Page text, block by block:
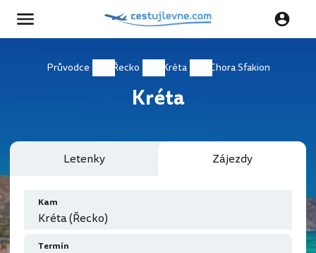
Průvodce Řecko Kréta Chora Sfakion
Kréta
Letenky Zájezdy
Kam
Kréta (Řecko)
Termín